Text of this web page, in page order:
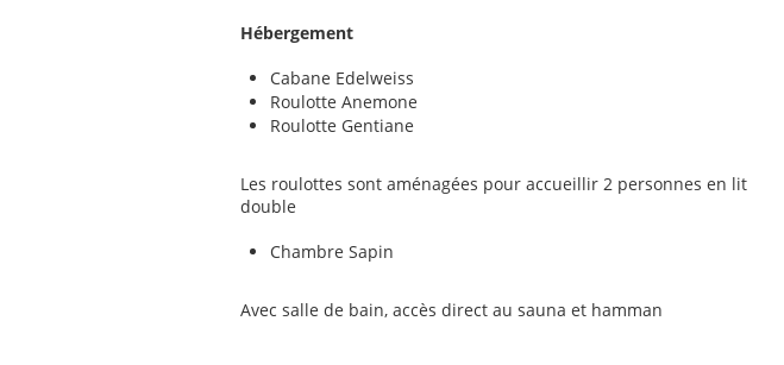
Hébergement
Cabane Edelweiss
Roulotte Anemone
Roulotte Gentiane
Les roulottes sont aménagées pour accueillir 2 personnes en lit
double
Chambre Sapin
Avec salle de bain, accès direct au sauna et hamman